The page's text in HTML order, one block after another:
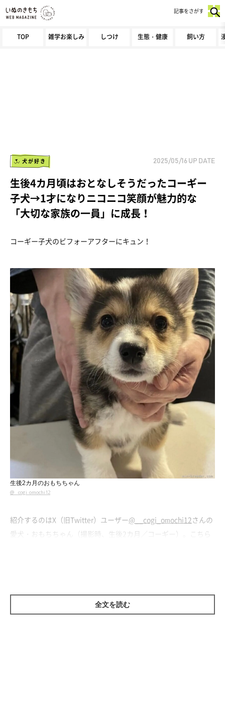
TOP 雑学お楽しみ しつけ 生態・健康 飼い方
記事をさがす
犬が好き 2025/05/16 UP DATE
生後4カ月頃はおとなしそうだったコーギー
子犬→1才になりニコニコ笑顔が魅力的な
「大切な家族の一員」に成長！
コーギー子犬のビフォーアフターにキュン！
生後2カ月のおもちちゃん
@__cogi_omochi12
紹介するのはX（旧Twitter）ユーザー@__cogi_omochi12さんの
愛犬・おもちちゃん（撮影時、生後2カ月／コーギー）。こちら
全文を読む